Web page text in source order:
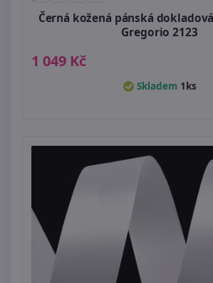
Černá kožená pánská
Gregorio 2123
1 049 Kč
Skladem 1ks